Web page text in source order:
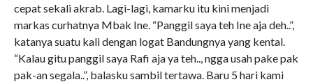
cepat sekali akrab. Lagi-lagi, kamarku itu kini menjadi
markas curhatnya Mbak Ine. “Panggil saya teh Ine aja deh..”,
katanya suatu kali dengan logat Bandungnya yang kental.
“Kalau gitu panggil saya Rafi aja ya teh.., ngga usah pake pak
pak-an segala..”, balasku sambil tertawa. Baru 5 hari kami